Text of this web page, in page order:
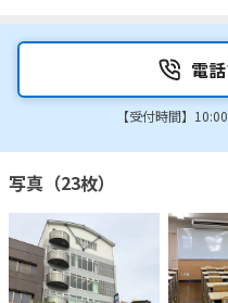
電
【受付時間】
写真（23枚）